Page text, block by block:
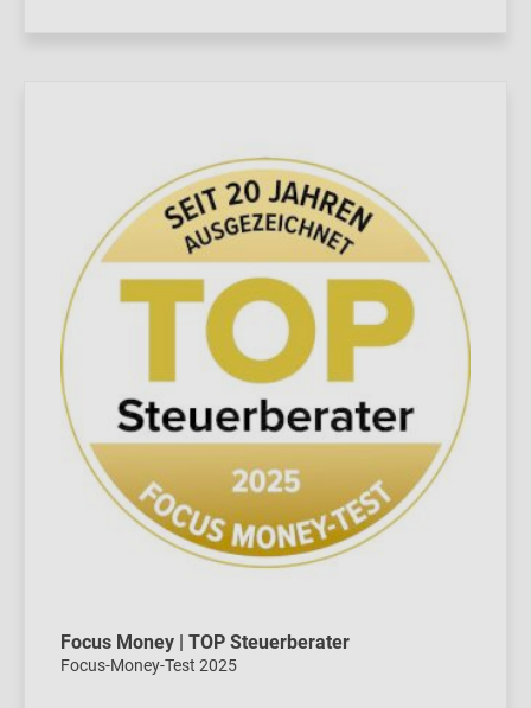
Focus Money | TOP Steuerberater
Focus-Money-Test 2025